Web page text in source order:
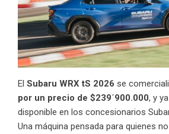
El Subaru WRX tS 2026 se
por un precio de $239´900.000, y
disponible en los concesionarios
Una máquina pensada para quienes